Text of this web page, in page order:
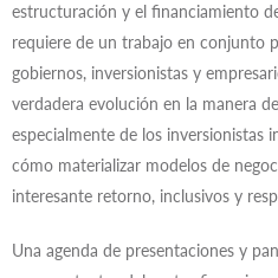
estructuración y el financiamiento
requiere de un trabajo en conjunto
gobiernos, inversionistas y
verdadera evolución en la manera
especialmente de los inversionistas
cómo materializar modelos de
interesante retorno, inclusivos y
Una agenda de presentaciones y